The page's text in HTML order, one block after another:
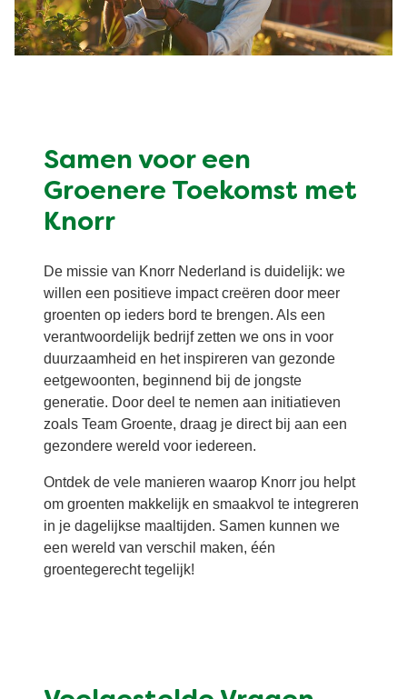
Samen voor een
Groenere Toekomst met
Knorr
De missie van Knorr Nederland is duidelijk: we
willen een positieve impact creëren door meer
groenten op ieders bord te brengen. Als een
verantwoordelijk bedrijf zetten we ons in voor
duurzaamheid en het inspireren van gezonde
eetgewoonten, beginnend bij de jongste
generatie. Door deel te nemen aan initiatieven
zoals Team Groente, draag je direct bij aan een
gezondere wereld voor iedereen.
Ontdek de vele manieren waarop Knorr jou helpt
om groenten makkelijk en smaakvol te integreren
in je dagelijkse maaltijden. Samen kunnen we
een wereld van verschil maken, één
groentegerecht tegelijk!